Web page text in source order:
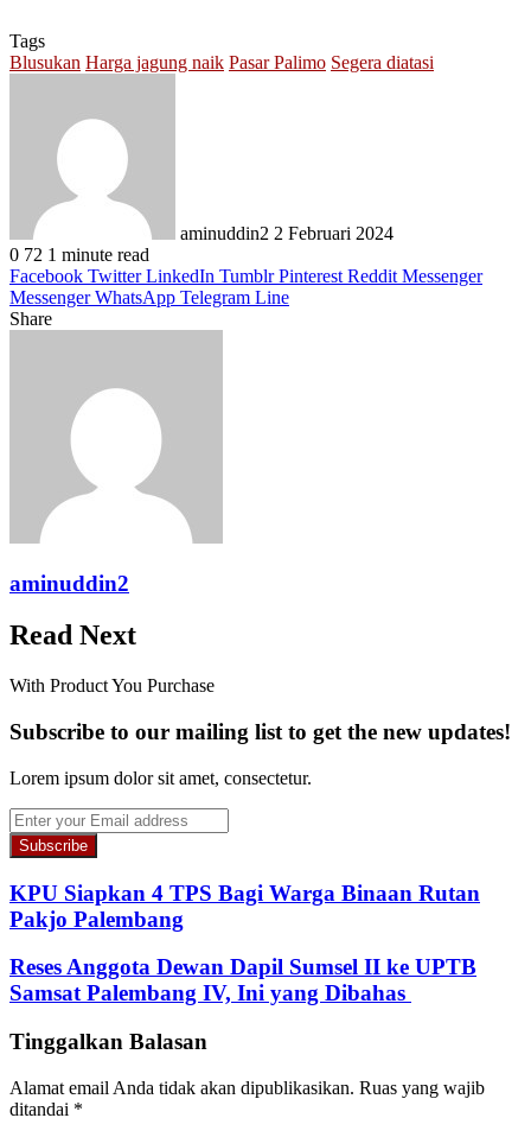
Tags
Blusukan Harga jagung naik Pasar Palimo Segera diatasi
aminuddin2 2 Februari 2024
0 72 1 minute read
Facebook Twitter LinkedIn Tumblr Pinterest Reddit Messenger
Messenger WhatsApp Telegram Line
Share
aminuddin2
Read Next
With Product You Purchase
Subscribe to our mailing list to get the new updates!
Lorem ipsum dolor sit amet, consectetur.
Enter
your
Email
address
KPU Siapkan 4 TPS Bagi Warga Binaan Rutan
Pakjo Palembang
Reses Anggota Dewan Dapil Sumsel II ke UPTB
Samsat Palembang IV, Ini yang Dibahas
Tinggalkan Balasan
Alamat email Anda tidak akan dipublikasikan. Ruas yang wajib
ditandai *